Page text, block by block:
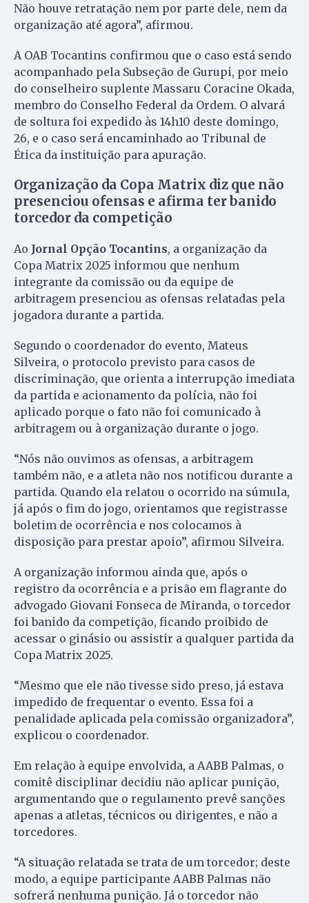
Não houve retratação nem por parte dele, nem da
organização até agora”, afirmou.
A OAB Tocantins confirmou que o caso está sendo
acompanhado pela Subseção de Gurupi, por meio
do conselheiro suplente Massaru Coracine Okada,
membro do Conselho Federal da Ordem. O alvará
de soltura foi expedido às 14h10 deste domingo,
26, e o caso será encaminhado ao Tribunal de
Ética da instituição para apuração.
Organização da Copa Matrix diz que não
presenciou ofensas e afirma ter banido
torcedor da competição
Ao Jornal Opção Tocantins, a organização da
Copa Matrix 2025 informou que nenhum
integrante da comissão ou da equipe de
arbitragem presenciou as ofensas relatadas pela
jogadora durante a partida.
Segundo o coordenador do evento, Mateus
Silveira, o protocolo previsto para casos de
discriminação, que orienta a interrupção imediata
da partida e acionamento da polícia, não foi
aplicado porque o fato não foi comunicado à
arbitragem ou à organização durante o jogo.
“Nós não ouvimos as ofensas, a arbitragem
também não, e a atleta não nos notificou durante a
partida. Quando ela relatou o ocorrido na súmula,
já após o fim do jogo, orientamos que registrasse
boletim de ocorrência e nos colocamos à
disposição para prestar apoio”, afirmou Silveira.
A organização informou ainda que, após o
registro da ocorrência e a prisão em flagrante do
advogado Giovani Fonseca de Miranda, o torcedor
foi banido da competição, ficando proibido de
acessar o ginásio ou assistir a qualquer partida da
Copa Matrix 2025.
“Mesmo que ele não tivesse sido preso, já estava
impedido de frequentar o evento. Essa foi a
penalidade aplicada pela comissão organizadora”,
explicou o coordenador.
Em relação à equipe envolvida, a AABB Palmas, o
comitê disciplinar decidiu não aplicar punição,
argumentando que o regulamento prevê sanções
apenas a atletas, técnicos ou dirigentes, e não a
torcedores.
“A situação relatada se trata de um torcedor; deste
modo, a equipe participante AABB Palmas não
sofrerá nenhuma punição. Já o torcedor não